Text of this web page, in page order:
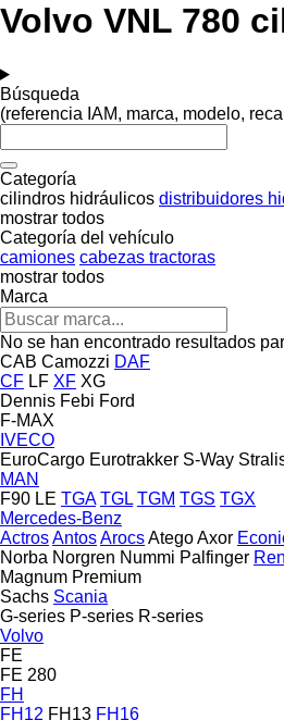
Volvo VNL 780
Búsqueda
(referencia IAM, marca, modelo,
Categoría
cilindros hidráulicos distribuidores
mostrar todos
Categoría del vehículo
camiones cabezas tractoras
mostrar todos
Marca
No se han encontrado resultados
CAB Camozzi DAF
CF LF XF XG
Dennis Febi Ford
F-MAX
IVECO
EuroCargo Eurotrakker S-Way
MAN
F90 LE TGA TGL TGM TGS TGX
Mercedes-Benz
ActrosAntosArocsAtegoAxor
Norba Norgren Nummi Palfinger
Magnum Premium
Sachs Scania
G-series P-series R-series
Volvo
FE
FE 280
FH
FH12 FH13 FH16